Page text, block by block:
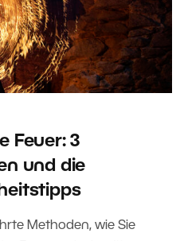
Feuer: 3
und die
Methoden, wie Sie